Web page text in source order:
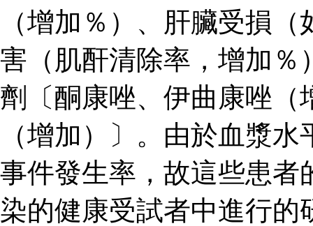
（增加％）、肝臟受損
害（肌酐清除率，增加％
劑〔酮康唑、伊曲康唑（
（增加）〕。由於血漿
事件發生率，故這些患者
染的健康受試者中進行的